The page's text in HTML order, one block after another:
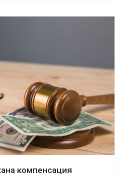
дело
компенсация